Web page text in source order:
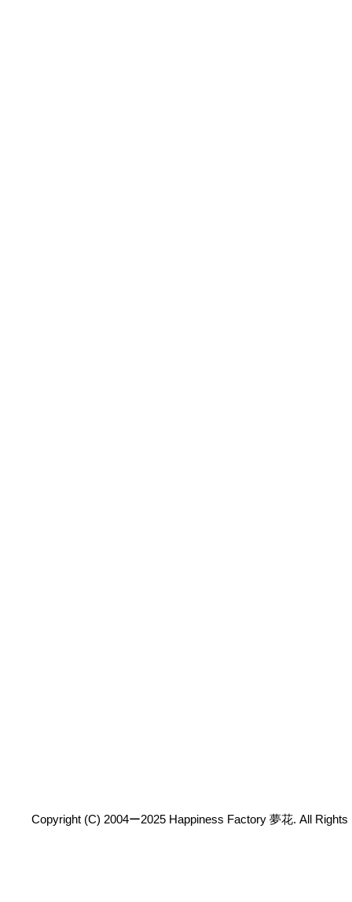
Copyright (C) 2004ー2025 Happiness Factory 夢花. All Rights